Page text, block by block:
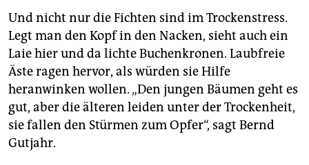
Und nicht nur die Fichten sind im Trockenstress.
Legt man den Kopf in den Nacken, sieht auch ein
Laie hier und da lichte Buchenkronen. Laubfreie
Äste ragen hervor, als würden sie Hilfe
heranwinken wollen. „Den jungen Bäumen geht es
gut, aber die älteren leiden unter der Trockenheit,
sie fallen den Stürmen zum Opfer“, sagt Bernd
Gutjahr.